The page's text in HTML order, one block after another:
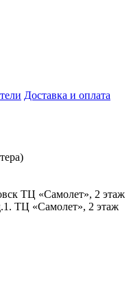
Доставка и оплата
ТЦ «Самолет», 2 этаж
ТЦ «Самолет», 2 этаж